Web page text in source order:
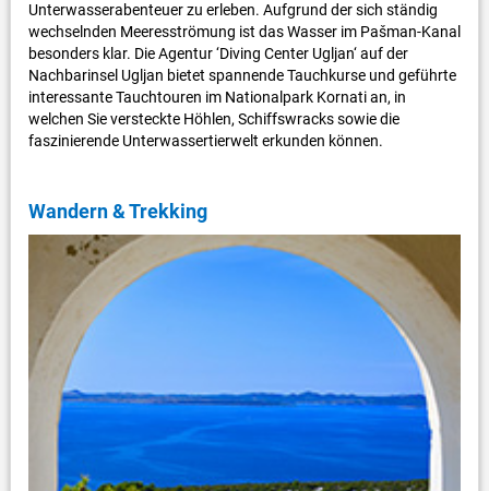
Unterwasserabenteuer zu erleben. Aufgrund der sich ständig
wechselnden Meeresströmung ist das Wasser im Pašman-Kanal
besonders klar. Die Agentur ‘Diving Center Ugljan‘ auf der
Nachbarinsel Ugljan bietet spannende Tauchkurse und geführte
interessante Tauchtouren im Nationalpark Kornati an, in
welchen Sie versteckte Höhlen, Schiffswracks sowie die
faszinierende Unterwassertierwelt erkunden können.
Wandern & Trekking